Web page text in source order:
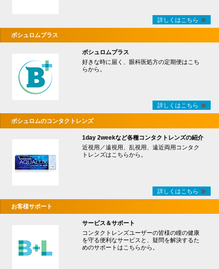
詳しくはこちら
ボシュロムプラス
ボシュロムプラス
好きな時に届く、眼科医処方の定期便はこち
らから。
詳しくはこちら
ボシュロムのコンタクトレンズ
1day 2weekなど各種コンタクトレンズの紹介
近視用／遠視用、乱視用、遠近両用コンタク
トレンズはこちらから。
詳しくはこちら
お客様サポート
サービス＆サポート
コンタクトレンズユーザーの皆様の瞳の健康
を守る便利なサービスと、疑問を解決するた
めのサポートはこちらから。